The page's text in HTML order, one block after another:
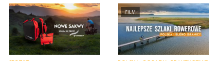
FILM